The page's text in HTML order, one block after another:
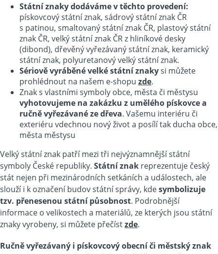
Státní znaky dodáváme v těchto provedení:
pískovcový státní znak, sádrový státní znak ČR
s patinou, smaltovaný státní znak ČR, plastový státní
znak ČR, velký státní znak ČR z hliníkové desky
(dibond), dřevěný vyřezávaný státní znak, keramický
státní znak, polyuretanový velký státní znak.
Sériově vyráběné velké státní znakysi můžete
prohlédnout na našem e-shopu zde.
Znak s vlastními symboly obce, města či městysu
vyhotovujeme na zakázku z umělého pískovce a
ručně vyřezávané ze dřeva. Vašemu interiéru či
exteriéru vdechnou nový život a posílí tak ducha obce,
města městysu
Velký státní znak patří mezi tři nejvýznamnější státní
symboly České republiky. Státní znak reprezentuje český
stát nejen při mezinárodních setkáních a událostech, ale
slouží i k označení budov státní správy, kdesymbolizuje
tzv. přenesenou státní působnost. Podrobnější
informace o velikostech a materiálů, ze kterých jsou státní
znaky vyrobeny, si můžete přečístzde.
Ručně vyřezávaný i pískovcový obecní či městský znak